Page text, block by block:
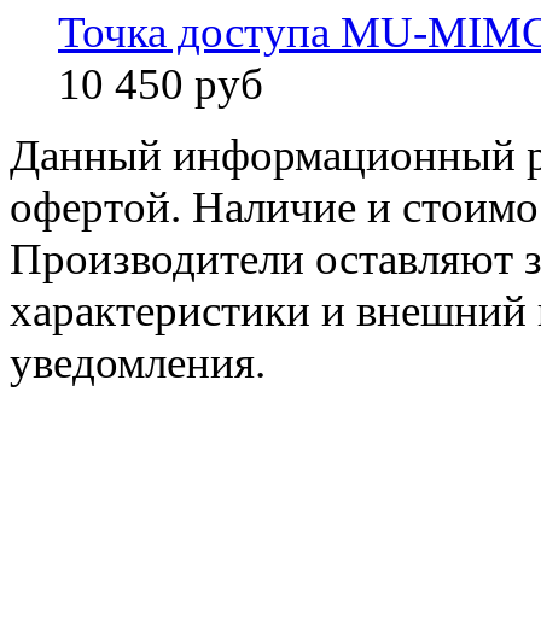
Точка доступа MU-
10 450 руб
Данный информационный
офертой. Наличие и
Производители оставляют
характеристики и внешний
уведомления.